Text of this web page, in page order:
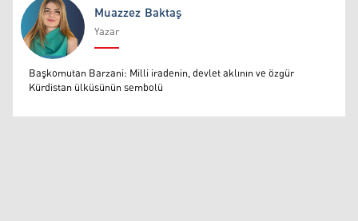
Muazzez Baktaş
Muazzez Baktaş
Yazar
Başkomutan Barzani: Milli iradenin, devlet aklının ve özgür
Kürdistan ülküsünün sembolü